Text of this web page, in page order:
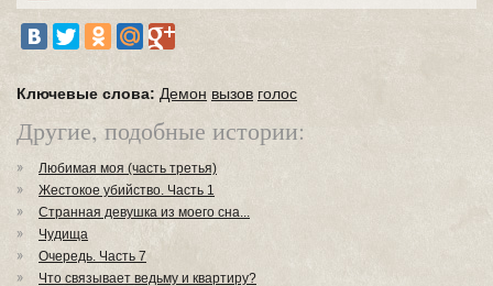
Ключевые слова: Демон вызов голос
Другие, подобные истории:
Любимая моя (часть третья)
Жестокое убийство. Часть 1
Странная девушка из моего сна...
Чудища
Очередь. Часть 7
Что связывает ведьму и квартиру?